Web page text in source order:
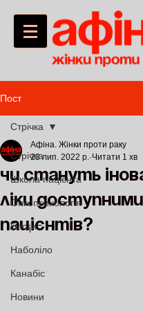
Пост
Стрічка
Школа пацієнта
Онкопсихологія
Блоги
Наболіло
Канабіс
Новини
Стрічка
Чи стануть
ліки
пацієнтів?
Афіна. Жінки проти раку
23 лип. 2022 р. Читати 1 хв